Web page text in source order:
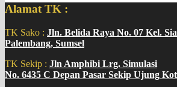
Alamat TK :
TK Sako : Jln. Belida Raya No. 07 Kel.
Palembang, Sumsel
TK Sekip : Jln Amphibi Lrg. Simulasi
No. 6435 C Depan Pasar Sekip Ujung